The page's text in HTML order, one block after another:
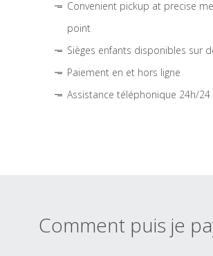
Convenient pickup at precise
point
Sièges enfants disponibles sur
Paiement en et hors ligne
Assistance téléphonique 24h/
Comment puis je